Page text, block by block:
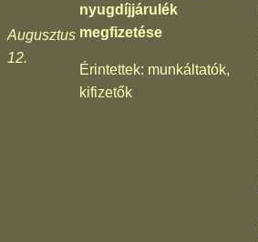
Augusztus
12.
nyugdíjjárulék
megfizetése
Érintettek: munkáltatók,
kifizetők